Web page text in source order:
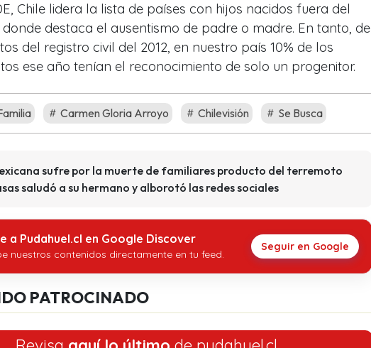
Chile lidera la lista de países con hijos nacidos fuera del
destaca el ausentismo de padre o madre. En tanto, de
del registro civil del 2012, en nuestro país 10% de los
ese año tenían el reconocimiento de solo un progenitor.
Carmen Gloria Arroyo Chilevisión Se Busca
sufre por la muerte de familiares producto del terremoto
saludó a su hermano y alborotó las redes sociales
a Pudahuel.cl en Google Discover
nuestros contenidos directamente en tu feed.
Seguir en Google
PATROCINADO